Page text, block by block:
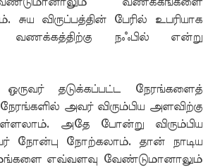
சுய விருப்பத்தின் பேரில் உபரியாக
வணக்கத்திற்கு நஃபில் என்று
தடுக்கப்பட்ட நேரங்களைத்
அவர் விரும்பிய அளவிற்கு
அதே போன்று விரும்பிய
நோன்பு நோற்கலாம். தான் நாடிய
எவ்வளவு வேண்டுமானாலும்